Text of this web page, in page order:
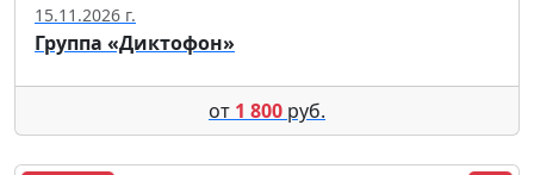
15.11.2026 г.
Группа «Диктофон»
от 1 800 руб.